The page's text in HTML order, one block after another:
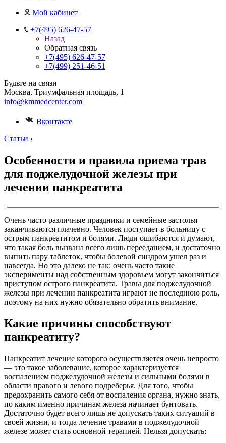
Мой кабинет
+7(495) 626-47-57
Назад
Обратная связь
+7(495) 626-47-57
+7(499) 251-46-51
Будьте на связи
Москва, Триумфальная площадь, 1
info@kmmedcenter.com
Вконтакте
Статьи ›
Особенности и правила приема трав
для поджелудочной железы при
лечении панкреатита
Очень часто различные праздники и семейные застолья
заканчиваются плачевно. Человек поступает в больницу с
острым панкреатитом и болями. Люди ошибаются и думают,
что такая боль вызвана всего лишь перееданием, и достаточно
выпить пару таблеток, чтобы болевой синдром ушел раз и
навсегда. Но это далеко не так: очень часто такие
эксперименты над собственным здоровьем могут закончиться
приступом острого панкреатита. Травы для поджелудочной
железы при лечении панкреатита играют не последнюю роль,
поэтому на них нужно обязательно обратить внимание.
Какие причины способствуют
панкреатиту?
Панкреатит лечение которого осуществляется очень непросто
— это такое заболевание, которое характеризуется
воспалением поджелудочной железы и сильными болями в
области правого и левого подреберья. Для того, чтобы
предохранить самого себя от воспаления органа, нужно знать,
по каким именно причинам железа начинает бунтовать.
Достаточно будет всего лишь не допускать таких ситуаций в
своей жизни, и тогда лечение травами в поджелудочной
железе может стать основной терапией. Нельзя допускать: